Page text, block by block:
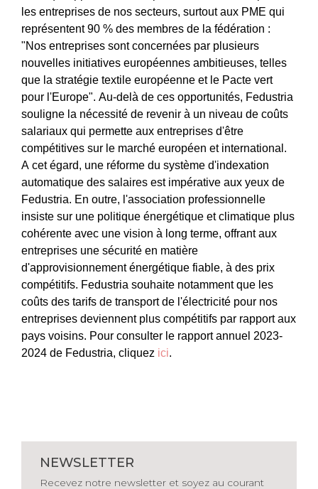
les entreprises de nos secteurs, surtout aux PME qui
représentent 90 % des membres de la fédération :
"Nos entreprises sont concernées par plusieurs
nouvelles initiatives européennes ambitieuses, telles
que la stratégie textile européenne et le Pacte vert
pour l'Europe". Au-delà de ces opportunités, Fedustria
souligne la nécessité de revenir à un niveau de coûts
salariaux qui permette aux entreprises d'être
compétitives sur le marché européen et international.
A cet égard, une réforme du système d'indexation
automatique des salaires est impérative aux yeux de
Fedustria. En outre, l'association professionnelle
insiste sur une politique énergétique et climatique plus
cohérente avec une vision à long terme, offrant aux
entreprises une sécurité en matière
d'approvisionnement énergétique fiable, à des prix
compétitifs. Fedustria souhaite notamment que les
coûts des tarifs de transport de l'électricité pour nos
entreprises deviennent plus compétitifs par rapport aux
pays voisins. Pour consulter le rapport annuel 2023-
2024 de Fedustria, cliquez ici.
NEWSLETTER
Recevez notre newsletter et soyez au courant